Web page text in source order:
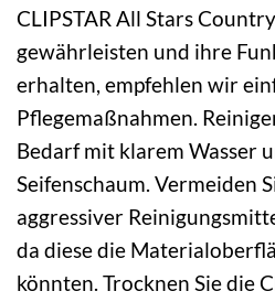
CLIPSTAR All Stars
gewährleisten und ihre
erhalten, empfehlen wir
Pflegemaßnahmen.
Bedarf mit klarem Wasser
Seifenschaum. Vermeiden
aggressiver
da diese die
könnten. Trocknen Sie die